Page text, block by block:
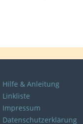
Hilfe & Anleitung
Linkliste
Impressum
Datenschutzerklärung